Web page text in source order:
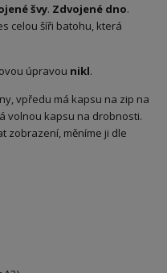
švy. Zdvojené dno.
celou šíři batohu, která
úpravou nikl.
vpředu má kapsu na zip na
volnou kapsu na drobnosti.
zobrazení, měníme ji dle